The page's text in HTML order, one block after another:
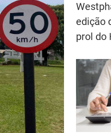
edição
prol do